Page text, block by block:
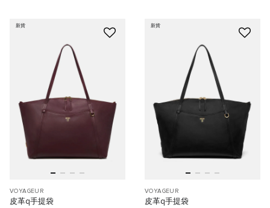
新貨
VOYAGEUR
皮革q手提袋
新貨
VOYAGEUR
皮革q手提袋